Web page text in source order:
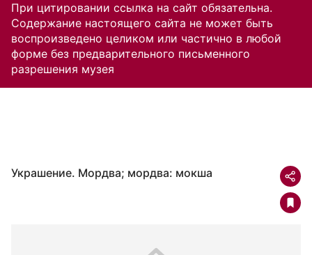
При цитировании ссылка на сайт обязательна.
Содержание настоящего сайта не может быть
воспроизведено целиком или частично в любой
форме без предварительного письменного
разрешения музея
Украшение. Мордва; мордва: мокша